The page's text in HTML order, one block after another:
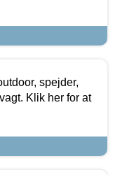
spejder,
Klik her for at